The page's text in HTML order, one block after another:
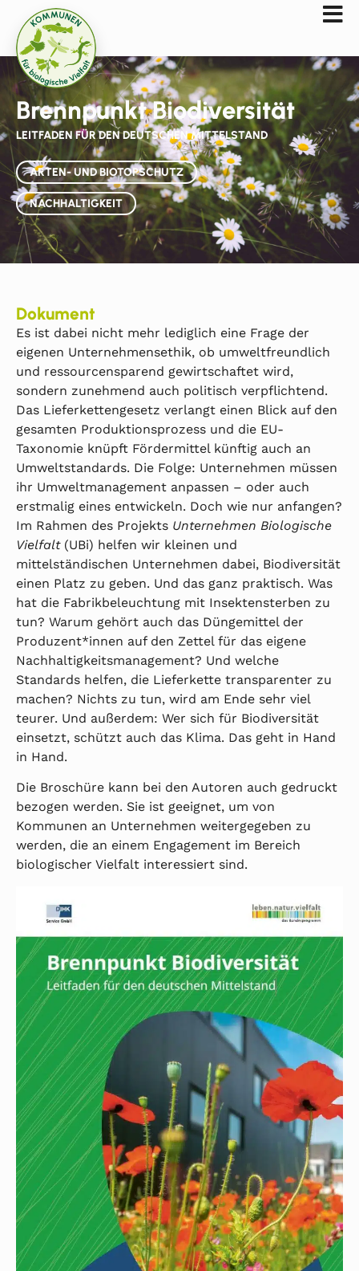
Brennpunkt Biodiversität
LEITFADEN FÜR DEN DEUTSCHEN MITTELSTAND
ARTEN- UND BIOTOPSCHUTZ
NACHHALTIGKEIT
Dokument
Es ist dabei nicht mehr lediglich eine Frage der
eigenen Unternehmensethik, ob umweltfreundlich
und ressourcensparend gewirtschaftet wird,
sondern zunehmend auch politisch verpflichtend.
Das Lieferkettengesetz verlangt einen Blick auf den
gesamten Produktionsprozess und die EU-
Taxonomie knüpft Fördermittel künftig auch an
Umweltstandards. Die Folge: Unternehmen müssen
ihr Umweltmanagement anpassen – oder auch
erstmalig eines entwickeln. Doch wie nur anfangen?
Im Rahmen des Projekts Unternehmen Biologische
Vielfalt(UBi) helfen wir kleinen und
mittelständischen Unternehmen dabei, Biodiversität
einen Platz zu geben. Und das ganz praktisch. Was
hat die Fabrikbeleuchtung mit Insektensterben zu
tun? Warum gehört auch das Düngemittel der
Produzent*innen auf den Zettel für das eigene
Nachhaltigkeitsmanagement? Und welche
Standards helfen, die Lieferkette transparenter zu
machen? Nichts zu tun, wird am Ende sehr viel
teurer. Und außerdem: Wer sich für Biodiversität
einsetzt, schützt auch das Klima. Das geht in Hand
in Hand.
Die Broschüre kann bei den Autoren auch gedruckt
bezogen werden. Sie ist geeignet, um von
Kommunen an Unternehmen weitergegeben zu
werden, die an einem Engagement im Bereich
biologischer Vielfalt interessiert sind.